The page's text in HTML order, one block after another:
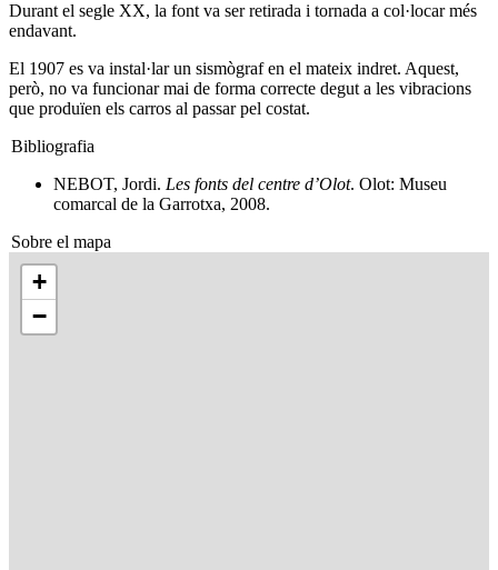
Durant el segle XX, la font va ser retirada i tornada a col·locar més
endavant.
El 1907 es va instal·lar un sismògraf en el mateix indret. Aquest,
però, no va funcionar mai de forma correcte degut a les vibracions
que produïen els carros al passar pel costat.
Bibliografia
NEBOT, Jordi. Les fonts del centre d’Olot. Olot: Museu
comarcal de la Garrotxa, 2008.
Sobre el mapa
+
−